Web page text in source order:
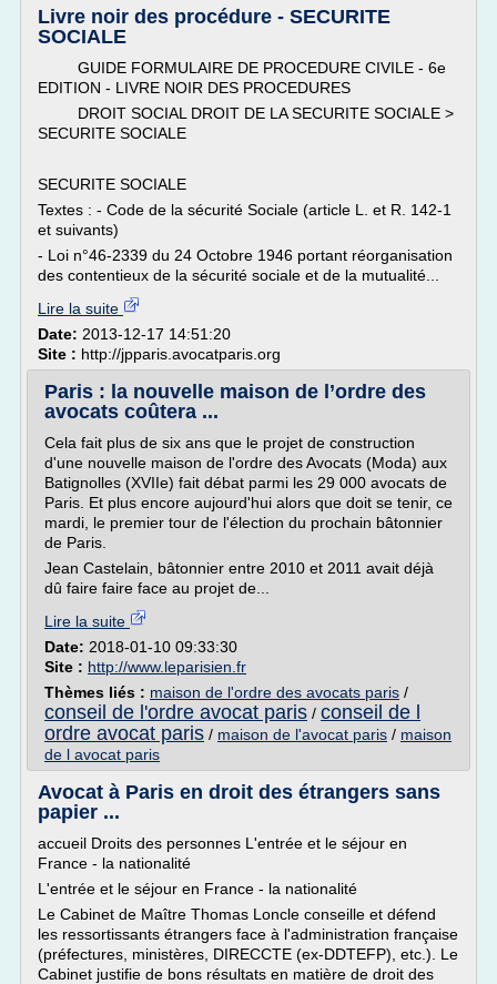
Livre noir des procédure - SECURITE
SOCIALE
GUIDE FORMULAIRE DE PROCEDURE CIVILE - 6e
EDITION - LIVRE NOIR DES PROCEDURES
DROIT SOCIAL DROIT DE LA SECURITE SOCIALE >
SECURITE SOCIALE
SECURITE SOCIALE
Textes : - Code de la sécurité Sociale (article L. et R. 142-1
et suivants)
- Loi n°46-2339 du 24 Octobre 1946 portant réorganisation
des contentieux de la sécurité sociale et de la mutualité...
Lire la suite
Date: 2013-12-17 14:51:20
Site : http://jpparis.avocatparis.org
Paris : la nouvelle maison de l’ordre des
avocats coûtera ...
Cela fait plus de six ans que le projet de construction
d'une nouvelle maison de l'ordre des Avocats (Moda) aux
Batignolles (XVIIe) fait débat parmi les 29 000 avocats de
Paris. Et plus encore aujourd'hui alors que doit se tenir, ce
mardi, le premier tour de l'élection du prochain bâtonnier
de Paris.
Jean Castelain, bâtonnier entre 2010 et 2011 avait déjà
dû faire faire face au projet de...
Lire la suite
Date: 2018-01-10 09:33:30
Site : http://www.leparisien.fr
Thèmes liés : maison de l'ordre des avocats paris /
conseil de l'ordre avocat paris / conseil de l
ordre avocat paris / maison de l'avocat paris / maison
de l avocat paris
Avocat à Paris en droit des étrangers sans
papier ...
accueil Droits des personnes L'entrée et le séjour en
France - la nationalité
L'entrée et le séjour en France - la nationalité
Le Cabinet de Maître Thomas Loncle conseille et défend
les ressortissants étrangers face à l'administration française
(préfectures, ministères, DIRECCTE (ex-DDTEFP), etc.). Le
Cabinet justifie de bons résultats en matière de droit des